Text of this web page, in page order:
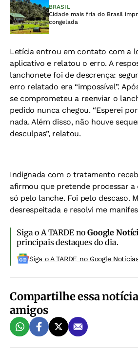
BRASIL
Cidade mais fria do Brasil
congelada
Letícia entrou em contato com a
aplicativo e relatou o erro. A
lanchonete foi de descrença:
erro relatado era “impossível”.
se comprometeu a reenviar o
pedido nunca chegou. “Esperei
nada. Além disso, não houve
desculpas”, relatou.
Indignada com o tratamento
afirmou que pretende processar a
só pelo lanche. Foi pelo descaso.
desrespeitada e resolvi me
Siga o A TARDE noGoogle
principais destaques do dia.
Siga o A TARDE no Google
Compartilhe essa
amigos